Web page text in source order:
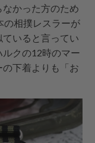
かった方のため
の相撲レスラーが
いると言ってい
クの12時のマー
下着よりも「お